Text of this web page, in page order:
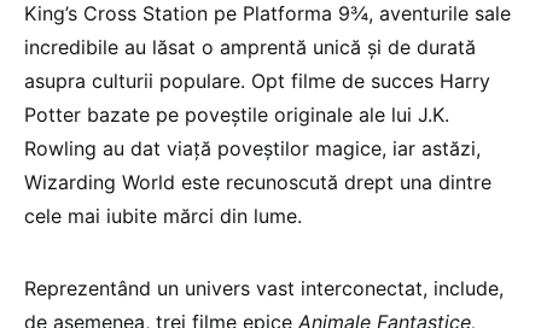
King’s Cross Station pe Platforma 9¾, aventurile sale
incredibile au lăsat o amprentă unică și de durată
asupra culturii populare. Opt filme de succes Harry
Potter bazate pe poveștile originale ale lui J.K.
Rowling au dat viață poveștilor magice, iar astăzi,
Wizarding World este recunoscută drept una dintre
cele mai iubite mărci din lume.
Reprezentând un univers vast interconectat, include,
de asemenea, trei filme epice Animale Fantastice,